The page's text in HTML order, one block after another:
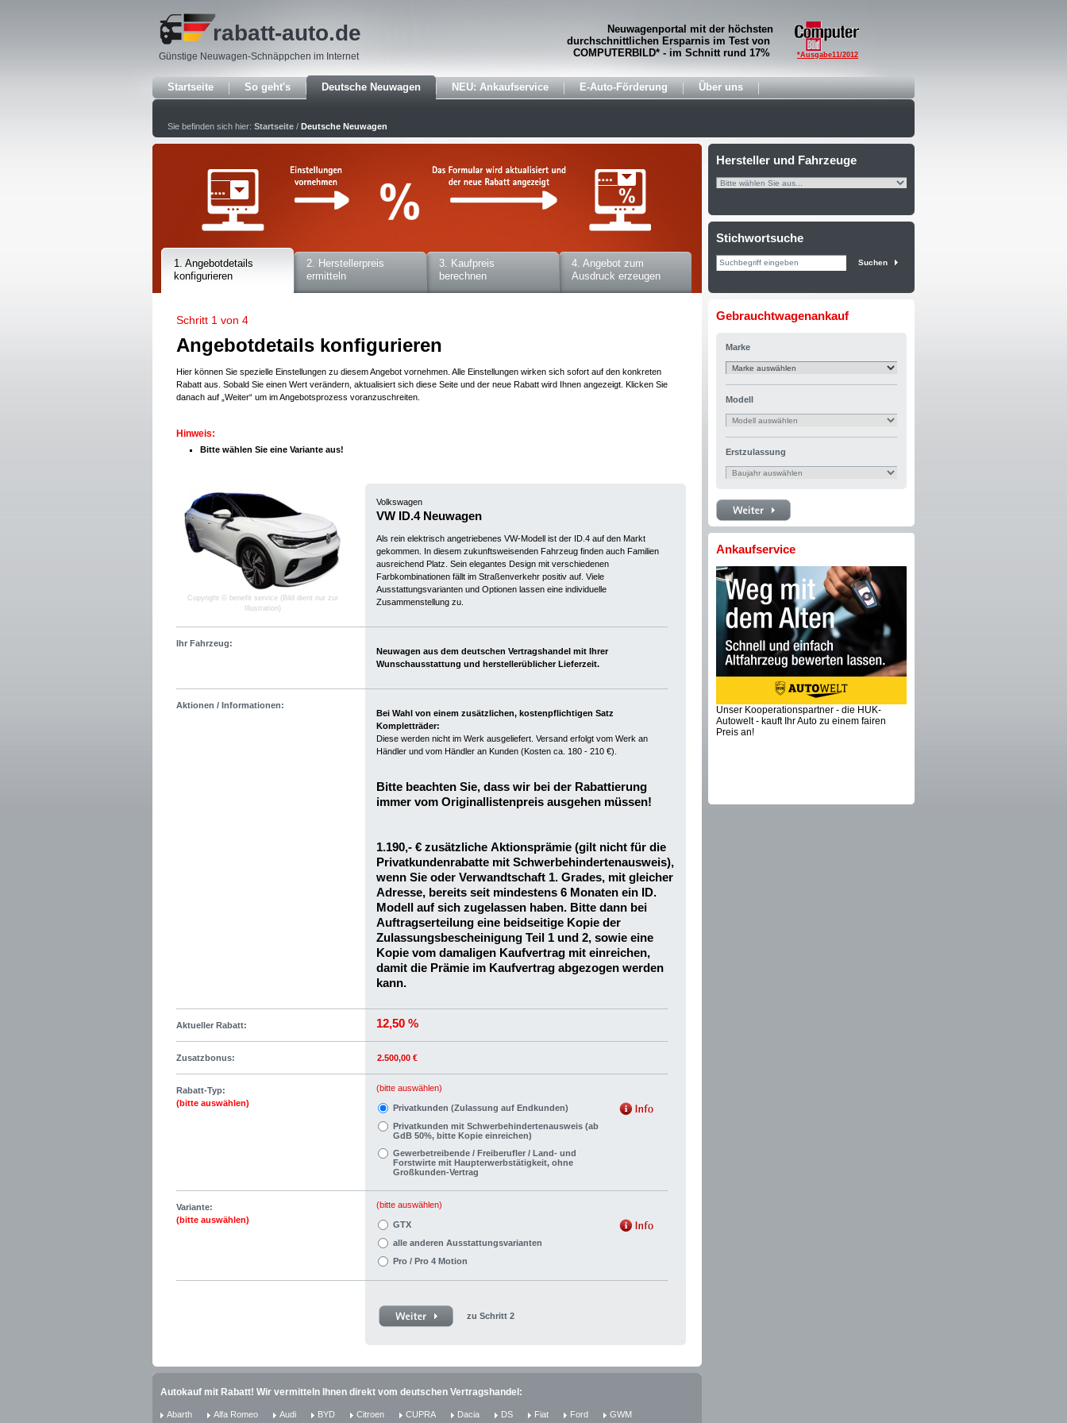
rabatt-auto.de
Günstige Neuwagen-Schnäppchen im Internet
Neuwagenportal mit der höchsten
durchschnittlichen Ersparnis im Test von
COMPUTERBILD* - im Schnitt rund 17%
*Ausgabe11/2012
Startseite So geht's Deutsche Neuwagen NEU: Ankaufservice E-Auto-Förderung Über uns
Sie befinden sich hier: Startseite / Deutsche Neuwagen
1. Angebotdetails
konfigurieren
2. Herstellerpreis
ermitteln
3. Kaufpreis
berechnen
4. Angebot zum
Ausdruck erzeugen
Schritt 1 von 4
Angebotdetails konfigurieren
Hier können Sie spezielle Einstellungen zu diesem Angebot vornehmen. Alle Einstellungen wirken sich sofort auf den konkreten
Rabatt aus. Sobald Sie einen Wert verändern, aktualisiert sich diese Seite und der neue Rabatt wird Ihnen angezeigt. Klicken Sie
danach auf „Weiter“ um im Angebotsprozess voranzuschreiten.
Hinweis:
Bitte wählen Sie eine Variante aus!
Copyright © benefit service (Bild dient nur zur
Illustration)
Volkswagen
VW ID.4 Neuwagen
Als rein elektrisch angetriebenes VW-Modell ist der ID.4 auf den Markt
gekommen. In diesem zukunftsweisenden Fahrzeug finden auch Familien
ausreichend Platz. Sein elegantes Design mit verschiedenen
Farbkombinationen fällt im Straßenverkehr positiv auf. Viele
Ausstattungsvarianten und Optionen lassen eine individuelle
Zusammenstellung zu.
Ihr Fahrzeug:
Neuwagen aus dem deutschen Vertragshandel mit Ihrer
Wunschausstattung und herstellerüblicher Lieferzeit.
Aktionen / Informationen:
Bei Wahl von einem zusätzlichen, kostenpflichtigen Satz
Kompletträder:
Diese werden nicht im Werk ausgeliefert. Versand erfolgt vom Werk an
Händler und vom Händler an Kunden (Kosten ca. 180 - 210 €).
Bitte beachten Sie, dass wir bei der Rabattierung
immer vom Originallistenpreis ausgehen müssen!
1.190,- € zusätzliche Aktionsprämie (gilt nicht für die
Privatkundenrabatte mit Schwerbehindertenausweis),
wenn Sie oder Verwandtschaft 1. Grades, mit gleicher
Adresse, bereits seit mindestens 6 Monaten ein ID.
Modell auf sich zugelassen haben. Bitte dann bei
Auftragserteilung eine beidseitige Kopie der
Zulassungsbescheinigung Teil 1 und 2, sowie eine
Kopie vom damaligen Kaufvertrag mit einreichen,
damit die Prämie im Kaufvertrag abgezogen werden
kann.
Aktueller Rabatt: 12,50 %
Zusatzbonus: 2.500,00 €
Rabatt-Typ:
(bitte auswählen)
(bitte auswählen)
Privatkunden (Zulassung auf Endkunden)
Privatkunden mit Schwerbehindertenausweis (ab
GdB 50%, bitte Kopie einreichen)
Gewerbetreibende / Freiberufler / Land- und
Forstwirte mit Haupterwerbstätigkeit, ohne
Großkunden-Vertrag
Variante:
(bitte auswählen)
(bitte auswählen)
GTX
alle anderen Ausstattungsvarianten
Pro / Pro 4 Motion
zu Schritt 2
Autokauf mit Rabatt! Wir vermitteln Ihnen direkt vom deutschen Vertragshandel:
Abarth Alfa Romeo Audi BYD Citroen CUPRA Dacia DS Fiat Ford GWM
Hersteller und Fahrzeuge
Stichwortsuche
Suchen
Gebrauchtwagenankauf
Marke
Modell
Erstzulassung
Ankaufservice
Unser Kooperationspartner - die HUK-
Autowelt - kauft Ihr Auto zu einem fairen
Preis an!